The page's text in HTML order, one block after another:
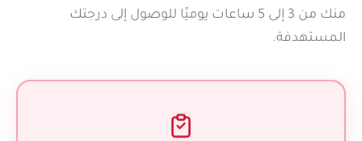
منك من 3 إلى 5 ساعات يوميًا للوصول إلى درجتك
المستهدفة.